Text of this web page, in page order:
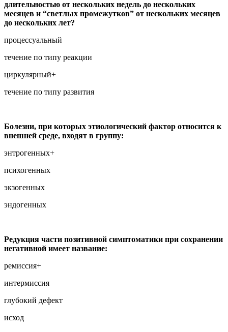
длительностью от нескольких недель до нескольких
месяцев и “светлых промежутков” от нескольких месяцев
до нескольких лет?
процессуальный
течение по типу реакции
циркулярный+
течение по типу развития
Болезни, при которых этиологический фактор относится к
внешней среде, входят в группу:
энтрогенных+
психогенных
экзогенных
эндогенных
Редукция части позитивной симптоматики при сохранении
негативной имеет название:
ремиссия+
интермиссия
глубокий дефект
исход